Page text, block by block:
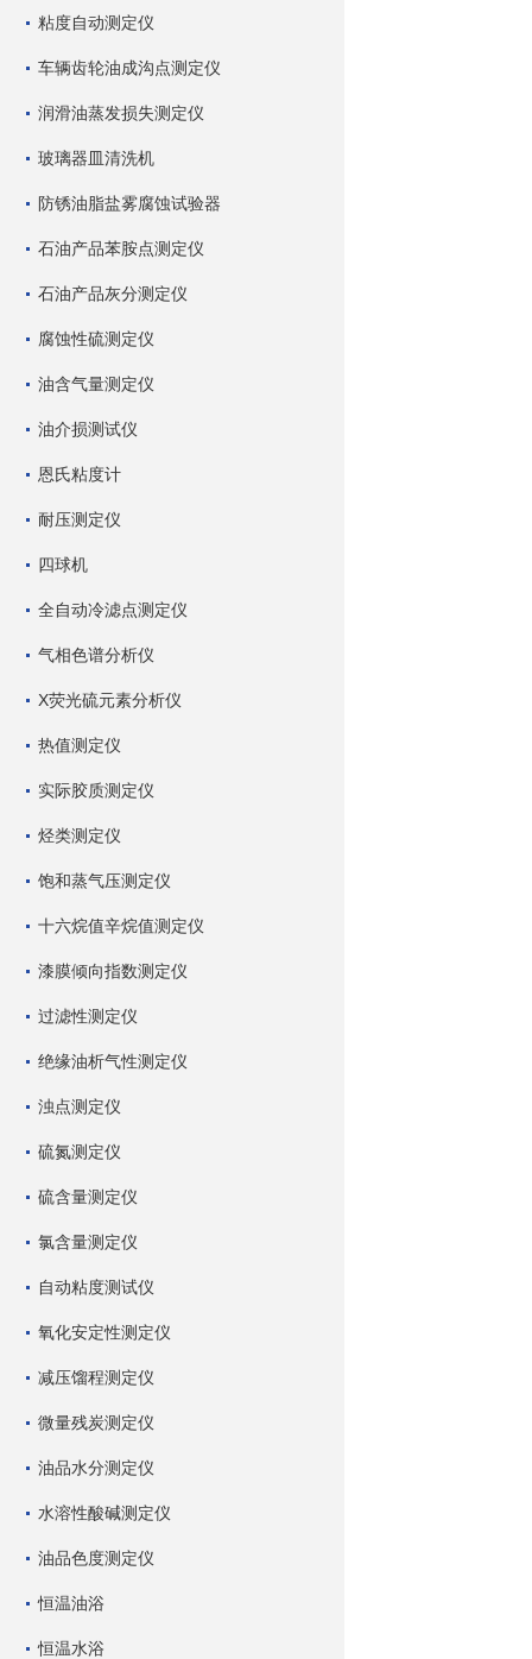
粘度自动测定仪
车辆齿轮油成沟点测定仪
润滑油蒸发损失测定仪
玻璃器皿清洗机
防锈油脂盐雾腐蚀试验器
石油产品苯胺点测定仪
石油产品灰分测定仪
腐蚀性硫测定仪
油含气量测定仪
油介损测试仪
恩氏粘度计
耐压测定仪
四球机
全自动冷滤点测定仪
气相色谱分析仪
X荧光硫元素分析仪
热值测定仪
实际胶质测定仪
烃类测定仪
饱和蒸气压测定仪
十六烷值辛烷值测定仪
漆膜倾向指数测定仪
过滤性测定仪
绝缘油析气性测定仪
浊点测定仪
硫氮测定仪
硫含量测定仪
氯含量测定仪
自动粘度测试仪
氧化安定性测定仪
减压馏程测定仪
微量残炭测定仪
油品水分测定仪
水溶性酸碱测定仪
油品色度测定仪
恒温油浴
恒温水浴